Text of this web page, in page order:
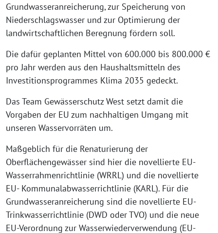
Grundwasseranreicherung, zur Speicherung von
Niederschlagswasser und zur Optimierung der
landwirtschaftlichen Beregnung fördern soll.
Die dafür geplanten Mittel von 600.000 bis 800.000 €
pro Jahr werden aus den Haushaltsmitteln des
Investitionsprogrammes Klima 2035 gedeckt.
Das Team Gewässerschutz West setzt damit die
Vorgaben der EU zum nachhaltigen Umgang mit
unseren Wasservorräten um.
Maßgeblich für die Renaturierung der
Oberflächengewässer sind hier die novellierte EU-
Wasserrahmenrichtlinie (WRRL) und die novellierte
EU- Kommunalabwasserrichtlinie (KARL). Für die
Grundwasseranreicherung sind die novellierte EU-
Trinkwasserrichtlinie (DWD oder TVO) und die neue
EU-Verordnung zur Wasserwiederverwendung (EU-